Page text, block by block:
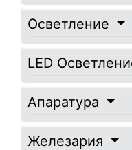
Осветление
LED
Апаратура
Железария